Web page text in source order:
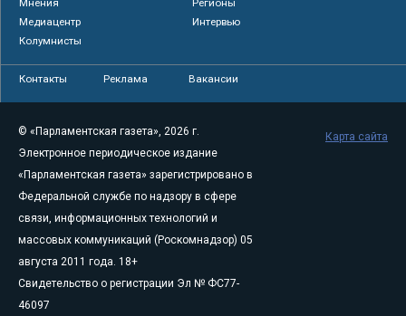
Мнения
Регионы
Медиацентр
Интервью
Колумнисты
Контакты Реклама Вакансии
© «Парламентская газета», 2026 г.
Электронное периодическое издание
«Парламентская газета» зарегистрировано в
Федеральной службе по надзору в сфере
связи, информационных технологий и
массовых коммуникаций (Роскомнадзор) 05
августа 2011 года. 18+
Свидетельство о регистрации Эл № ФС77-
46097
Карта сайта